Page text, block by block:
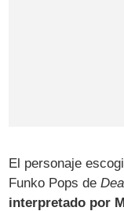
El personaje
Funko Pops de
interpretado por